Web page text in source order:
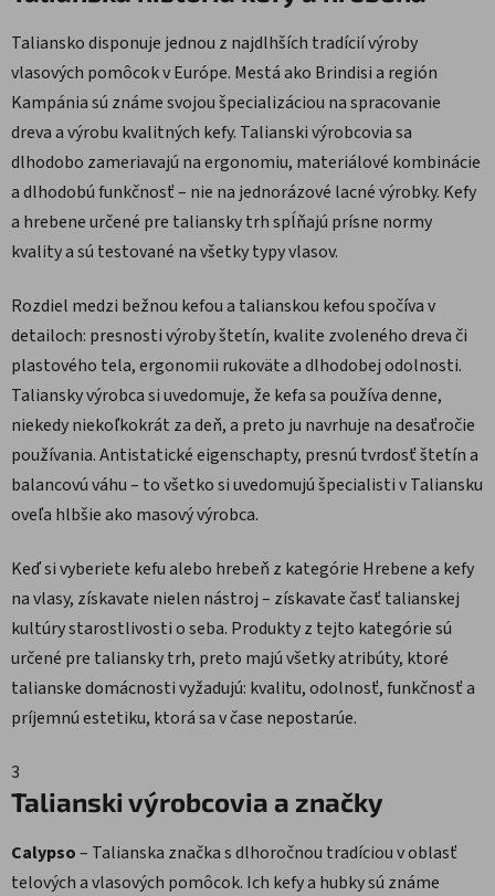
Taliansko disponuje jednou z najdlhších tradícií výroby
vlasových pomôcok v Európe. Mestá ako Brindisi a región
Kampánia sú známe svojou špecializáciou na spracovanie
dreva a výrobu kvalitných kefy. Talianski výrobcovia sa
dlhodobo zameriavajú na ergonomiu, materiálové kombinácie
a dlhodobú funkčnosť – nie na jednorázové lacné výrobky. Kefy
a hrebene určené pre taliansky trh spĺňajú prísne normy
kvality a sú testované na všetky typy vlasov.
Rozdiel medzi bežnou kefou a talianskou kefou spočíva v
detailoch: presnosti výroby štetín, kvalite zvoleného dreva či
plastového tela, ergonomii rukoväte a dlhodobej odolnosti.
Taliansky výrobca si uvedomuje, že kefa sa používa denne,
niekedy niekoľkokrát za deň, a preto ju navrhuje na desaťročie
používania. Antistatické eigenschapty, presnú tvrdosť štetín a
balancovú váhu – to všetko si uvedomujú špecialisti v Taliansku
oveľa hlbšie ako masový výrobca.
Keď si vyberiete kefu alebo hrebeň z kategórie Hrebene a kefy
na vlasy, získavate nielen nástroj – získavate časť talianskej
kultúry starostlivosti o seba. Produkty z tejto kategórie sú
určené pre taliansky trh, preto majú všetky atribúty, ktoré
talianske domácnosti vyžadujú: kvalitu, odolnosť, funkčnosť a
príjemnú estetiku, ktorá sa v čase nepostarúe.
3
Talianski výrobcovia a značky
Calypso– Talianska značka s dlhoročnou tradíciou v oblasť
telových a vlasových pomôcok. Ich kefy a hubky sú známe